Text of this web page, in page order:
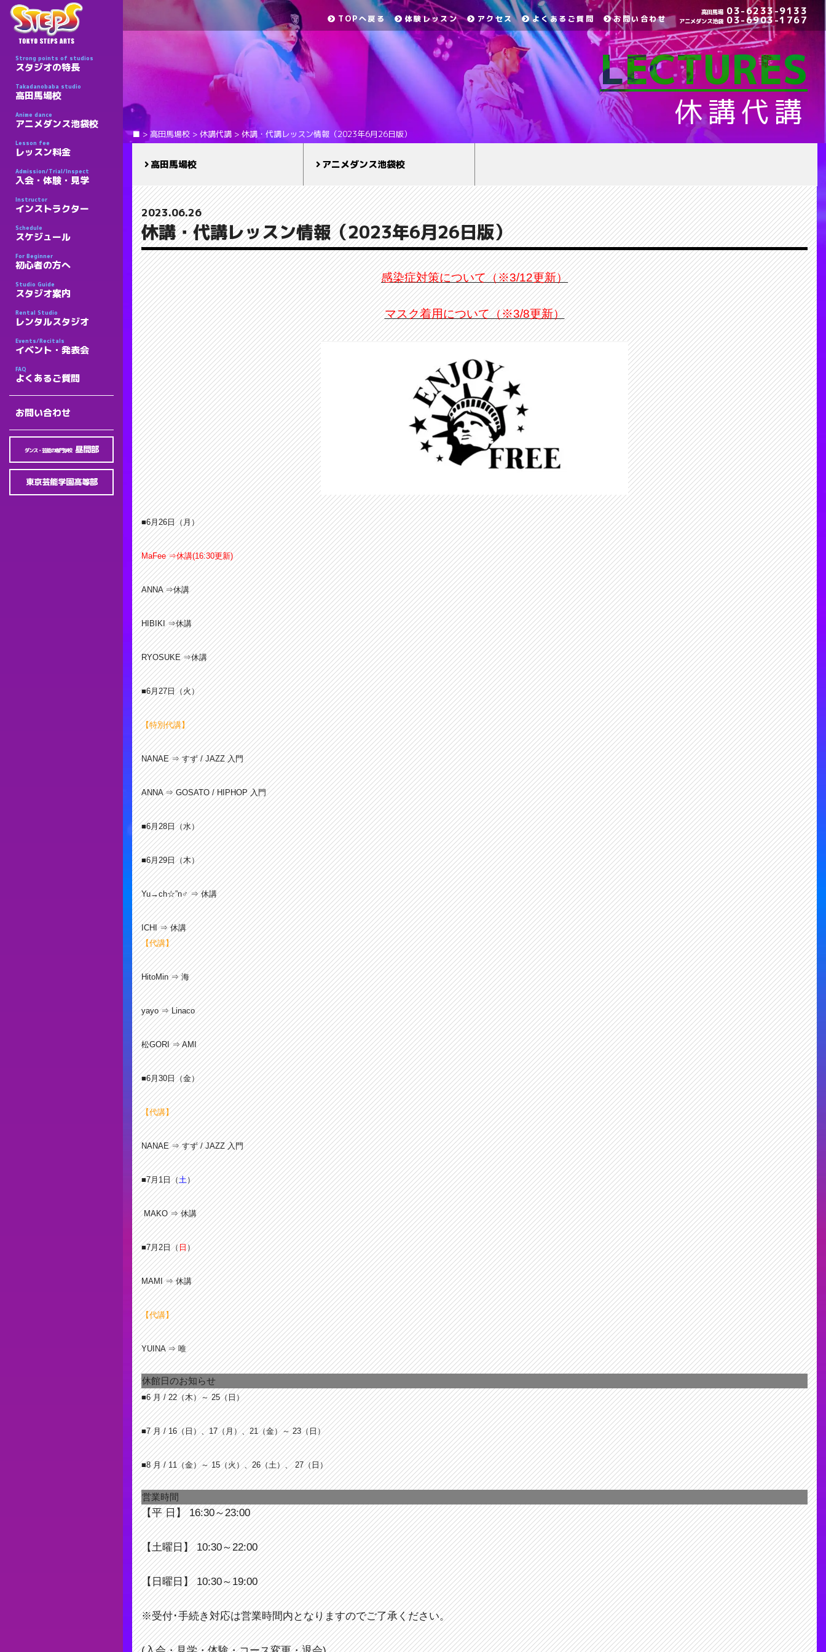
Strong points of studios
スタジオの特長
Takadanobaba studio
高田馬場校
Anime dance
アニメダンス池袋校
Lesson fee
レッスン料金
Admission/Trial/Inspect
入会・体験・見学
Instructor
インストラクター
Schedule
スケジュール
For Beginner
初心者の方へ
Studio Guide
スタジオ案内
Rental Studio
レンタルスタジオ
Events/Recitals
イベント・発表会
FAQ
よくあるご質問
お問い合わせ
ダンス・芸能の専門学校 昼間部
東京芸能学園高等部
TOPへ戻る 体験レッスン アクセス よくあるご質問 お問い合わせ
高田馬場 03-6233-9133
アニメダンス池袋 03-6903-1767
LECTURES
休講代講
■ > 高田馬場校 > 休講代講 > 休講・代講レッスン情報（2023年6月26日版）
高田馬場校 アニメダンス池袋校
2023.06.26
休講・代講レッスン情報（2023年6月26日版）
感染症対策について（※3/12更新）
マスク着用について（※3/8更新）
■6月26日（月）
MaFee ⇒休講(16:30更新)
ANNA ⇒休講
HIBIKI ⇒休講
RYOSUKE ⇒休講
■6月27日（火）
【特別代講】
NANAE ⇒ すず / JAZZ 入門
ANNA ⇒ GOSATO / HIPHOP 入門
■6月28日（水）
■6月29日（木）
Yu→ch☆”n♂ ⇒ 休講
ICHI ⇒ 休講
【代講】
HitoMin ⇒ 海
yayo ⇒ Linaco
松GORI ⇒ AMI
■6月30日（金）
【代講】
NANAE ⇒ すず / JAZZ 入門
■7月1日（土）
MAKO ⇒ 休講
■7月2日（日）
MAMI ⇒ 休講
【代講】
YUINA ⇒ 唯
休館日のお知らせ
■6 月 / 22（木）～ 25（日）
■7 月 / 16（日）、17（月）、21（金）～ 23（日）
■8 月 / 11（金）～ 15（火）、26（土）、 27（日）
営業時間
【平 日】 16:30～23:00
【土曜日】 10:30～22:00
【日曜日】 10:30～19:00
※受付･手続き対応は営業時間内となりますのでご了承ください。